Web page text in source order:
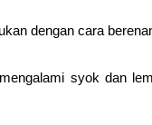
dengan cara
syok dan